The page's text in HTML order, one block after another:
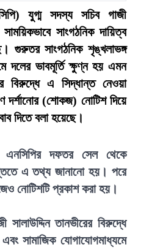
যুগ্ম সদস্য সচিব গাজী
সাংগঠনিক দায়িত্ব
গুরুতর সাংগঠনিক শৃঙ্খলাভঙ্গ
দলের ভাবমূর্তি ক্ষুণ্ন হয় এমন
বিরুদ্ধে এ সিদ্ধান্ত নেওয়া
দর্শানোর (শোকজ) নোটিশ দিয়ে
দিতে বলা হয়েছে।
দফতর সেল থেকে
এ তথ্য জানানো হয়। পরে
নোটিশটি প্রকাশ করা হয়।
তানভীরের বিরুদ্ধে
সামাজিক যোগাযোগমাধ্যমে